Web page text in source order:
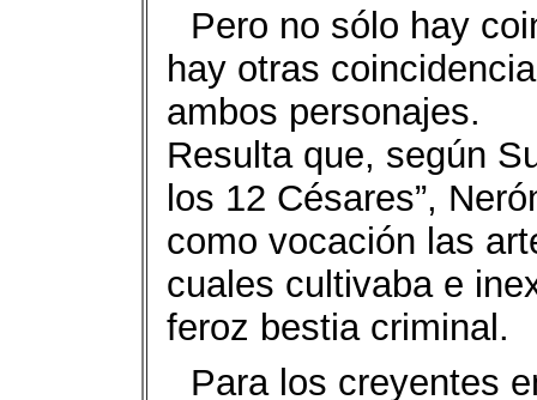
Pero no sólo hay
hay otras
ambos personajes.
Resulta que, según
los 12 Césares”,
como vocación las
cuales cultivaba e
feroz bestia criminal.
Para los creyentes